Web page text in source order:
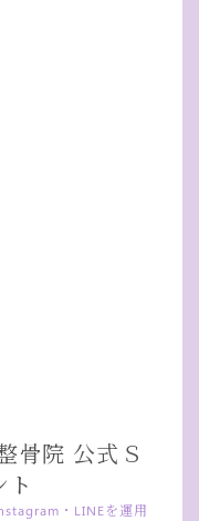
骨院 公式Ｓ
・LINEを運用